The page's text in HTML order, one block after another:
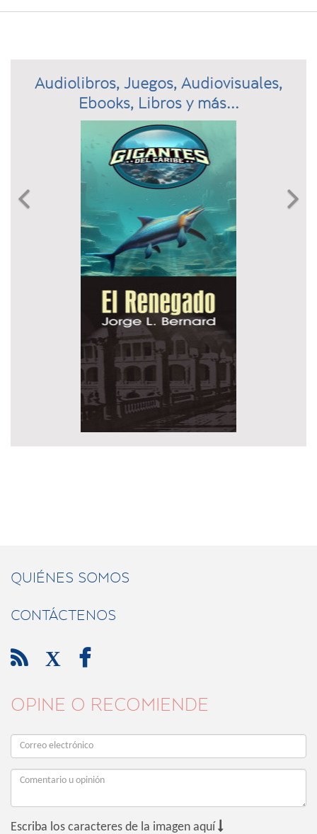
Audiolibros, Juegos, Audiovisuales,
Ebooks, Libros y más...
Previous 
QUIÉNES SOMOS
CONTÁCTENOS
 X 
OPINE O RECOMIENDE
Escriba los caracteres de la imagen aquí 